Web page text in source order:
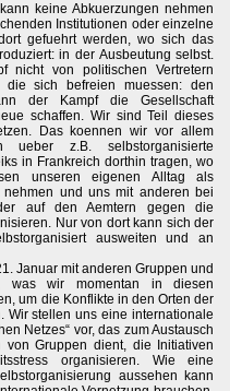
keine Abkuerzungen nehmen
Institutionen oder einzelne
gefuehrt werden, wo sich das
in der Ausbeutung selbst.
nicht von politischen Vertretern
sich befreien muessen: den
der Kampf die Gesellschaft
schaffen. Wir sind Teil dieses
Das koennen wir vor allem
ueber z.B. selbstorganisierte
in Frankreich dorthin tragen, wo
unseren eigenen Alltag als
nehmen und uns mit anderen bei
auf den Aemtern gegen die
Nur von dort kann sich der
ausweiten und an
Januar mit anderen Gruppen und
was wir momentan in diesen
um die Konflikte in den Orten der
Wir stellen uns eine internationale
Netzes“ vor, das zum Austausch
Gruppen dient, die Initiativen
organisieren. Wie eine
aussehen kann